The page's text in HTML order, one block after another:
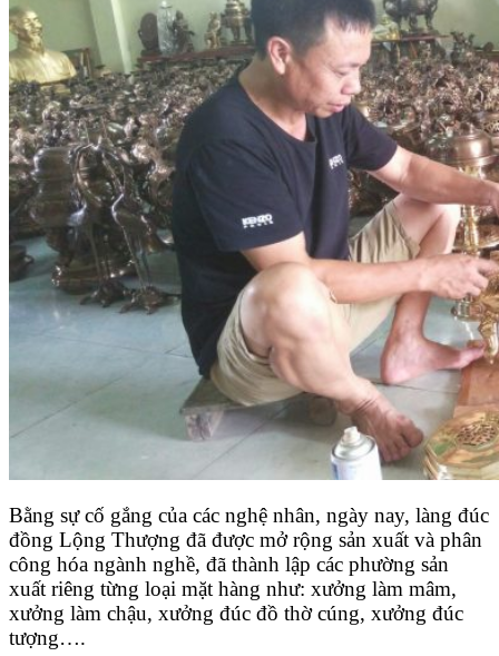
Bằng sự cố gắng của các nghệ nhân, ngày nay, làng đúc
đồng Lộng Thượng đã được mở rộng sản xuất và phân
công hóa ngành nghề, đã thành lập các phường sản
xuất riêng từng loại mặt hàng như: xưởng làm mâm,
xưởng làm chậu, xưởng đúc đồ thờ cúng, xưởng đúc
tượng….